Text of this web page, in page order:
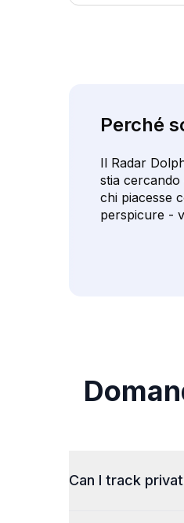
Perché
Il Radar
stia
chi piacesse
perspicure -
Can I track